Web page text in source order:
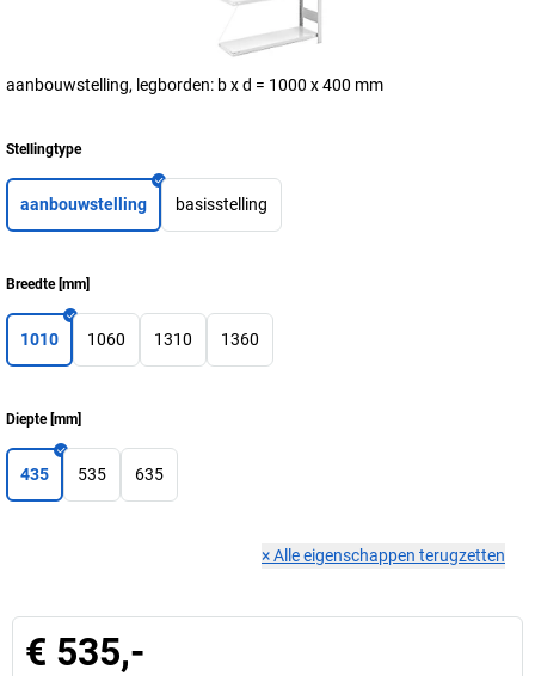
aanbouwstelling, legborden: b x d = 1000 x 400 mm
Stellingtype
aanbouwstelling basisstelling
Breedte[mm]
1010 1060 1310 1360
Diepte[mm]
435 535 635
×Alle eigenschappen terugzetten
€ 535,-